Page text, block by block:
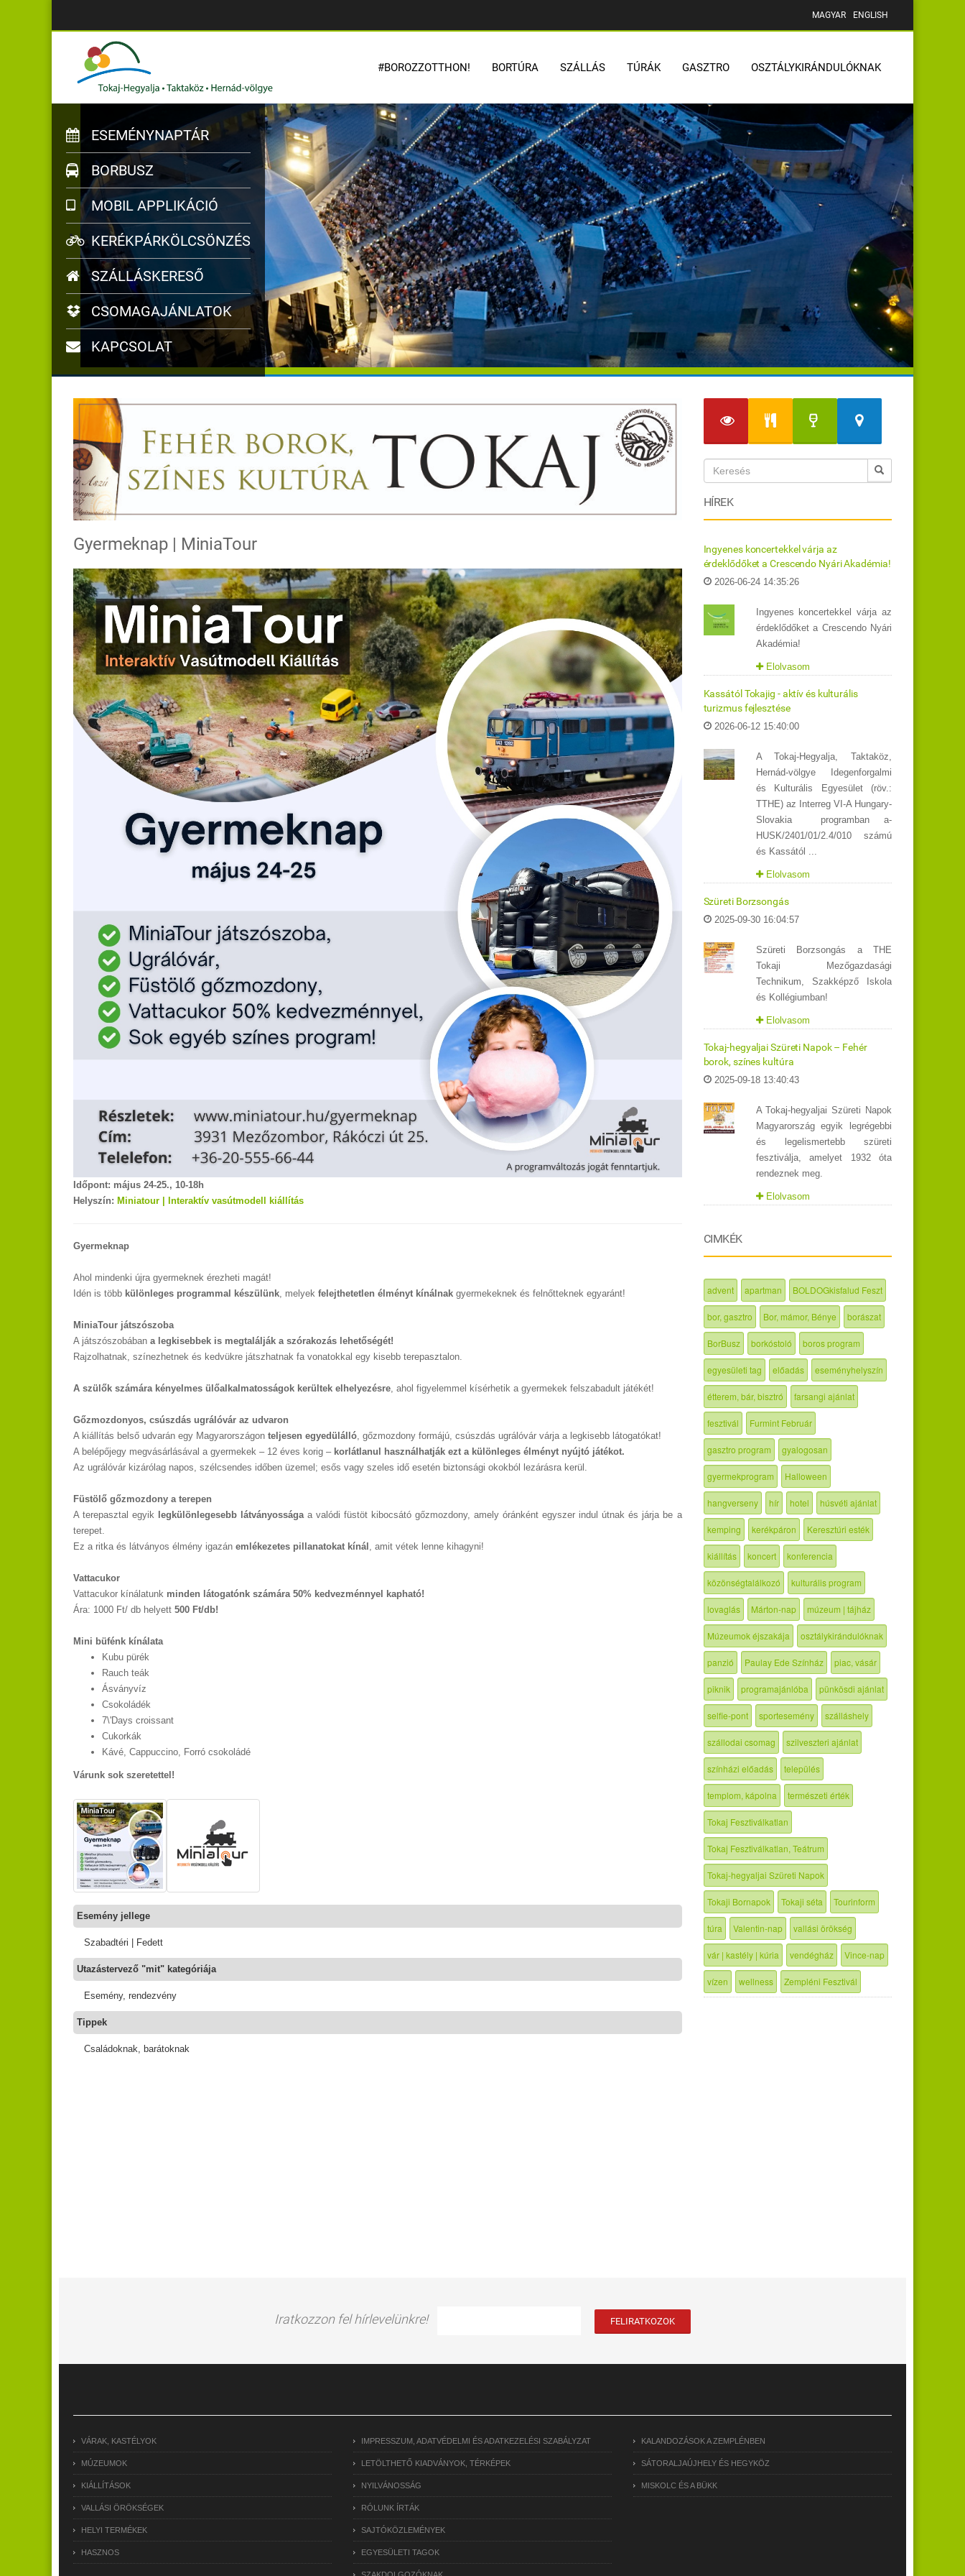
MAGYAR ENGLISH
#BOROZZOTTHON! BORTÚRA SZÁLLÁS TÚRÁK GASZTRO OSZTÁLYKIRÁNDULÓKNAK
ESEMÉNYNAPTÁR
BORBUSZ
MOBIL APPLIKÁCIÓ
KERÉKPÁRKÖLCSÖNZÉS
SZÁLLÁSKERESŐ
CSOMAGAJÁNLATOK
KAPCSOLAT
Gyermeknap | MiniaTour
Időpont: május 24-25., 10-18h
Helyszín: Miniatour | Interaktív vasútmodell kiállítás
Gyermeknap
Ahol mindenki újra gyermeknek érezheti magát!
Idén is több különleges programmal készülünk, melyek felejthetetlen élményt kínálnak gyermekeknek és felnőtteknek egyaránt!
MiniaTour játszószoba
A játszószobában a legkisebbek is megtalálják a szórakozás lehetőségét!
Rajzolhatnak, színezhetnek és kedvükre játszhatnak fa vonatokkal egy kisebb terepasztalon.
A szülők számára kényelmes ülőalkalmatosságok kerültek elhelyezésre, ahol figyelemmel kísérhetik a gyermekek felszabadult játékét!
Gőzmozdonyos, csúszdás ugrálóvár az udvaron
A kiállítás belső udvarán egy Magyarországon teljesen egyedülálló, gőzmozdony formájú, csúszdás ugrálóvár várja a legkisebb látogatókat!
A belépőjegy megvásárlásával a gyermekek – 12 éves korig – korlátlanul használhatják ezt a különleges élményt nyújtó játékot.
Az ugrálóvár kizárólag napos, szélcsendes időben üzemel; esős vagy szeles idő esetén biztonsági okokból lezárásra kerül.
Füstölő gőzmozdony a terepen
A terepasztal egyik legkülönlegesebb látványosságaa valódi füstöt kibocsátó gőzmozdony, amely óránként egyszer indul útnak és járja be a
terepet.
Ez a ritka és látványos élmény igazán emlékezetes pillanatokat kínál , amit vétek lenne kihagyni!
Vattacukor
Vattacukor kínálatunk minden látogatónk számára 50% kedvezménnyel kapható!
Ára: 1000 Ft/ db helyett 500 Ft/db!
Mini büfénk kínálata
Kubu pürék
Rauch teák
Ásványvíz
Csokoládék
7\'Days croissant
Cukorkák
Kávé, Cappuccino, Forró csokoládé
Várunk sok szeretettel!
Esemény jellege
Szabadtéri | Fedett
Utazástervező "mit" kategóriája
Esemény, rendezvény
Tippek
Családoknak, barátoknak
HÍREK
Ingyenes koncertekkel várja az
érdeklődőket a Crescendo Nyári Akadémia!
2026-06-24 14:35:26
Ingyenes koncertekkel várja az
érdeklődőket a Crescendo Nyári
Akadémia!
Elolvasom
Kassától Tokajig - aktív és kulturális
turizmus fejlesztése
2026-06-12 15:40:00
A Tokaj-Hegyalja, Taktaköz,
Hernád-völgye Idegenforgalmi
és Kulturális Egyesület (röv.:
TTHE) az Interreg VI-A Hungary-
Slovakia programban a-
HUSK/2401/01/2.4/010 számú
és Kassától ...
Elolvasom
Szüreti Borzsongás
2025-09-30 16:04:57
Szüreti Borzsongás a THE
Tokaji Mezőgazdasági
Technikum, Szakképző Iskola
és Kollégiumban!
Elolvasom
Tokaj-hegyaljai Szüreti Napok – Fehér
borok, színes kultúra
2025-09-18 13:40:43
A Tokaj-hegyaljai Szüreti Napok
Magyarország egyik legrégebbi
és legelismertebb szüreti
fesztiválja, amelyet 1932 óta
rendeznek meg.
Elolvasom
CIMKÉK
advent apartman BOLDOGkisfalud Feszt
bor, gasztro Bor, mámor, Bénye borászat
BorBusz borkóstoló boros program
egyesületi tag előadás eseményhelyszín
étterem, bár, bisztró farsangi ajánlat
fesztivál Furmint Február
gasztro program gyalogosan
gyermekprogram Halloween
hangverseny hír hotel húsvéti ajánlat
kemping kerékpáron Keresztúri esték
kiállítás koncert konferencia
közönségtalálkozó kulturális program
lovaglás Márton-nap múzeum | tájház
Múzeumok éjszakája osztálykirándulóknak
panzió Paulay Ede Színház piac, vásár
piknik programajánlóba pünkösdi ajánlat
selfie-pont sportesemény szálláshely
szállodai csomag szilveszteri ajánlat
színházi előadás település
templom, kápolna természeti érték
Tokaj Fesztiválkatlan
Tokaj Fesztiválkatlan, Teátrum
Tokaj-hegyaljai Szüreti Napok
Tokaji Bornapok Tokaji séta Tourinform
túra Valentin-nap vallási örökség
vár | kastély | kúria vendégház Vince-nap
vízen wellness Zempléni Fesztivál
Iratkozzon fel hírlevelünkre!
VÁRAK, KASTÉLYOK
MÚZEUMOK
KIÁLLÍTÁSOK
VALLÁSI ÖRÖKSÉGEK
HELYI TERMÉKEK
HASZNOS
IMPRESSZUM, ADATVÉDELMI ÉS ADATKEZELÉSI SZABÁLYZAT
LETÖLTHETŐ KIADVÁNYOK, TÉRKÉPEK
NYILVÁNOSSÁG
RÓLUNK ÍRTÁK
SAJTÓKÖZLEMÉNYEK
EGYESÜLETI TAGOK
KALANDOZÁSOK A ZEMPLÉNBEN
SÁTORALJAÚJHELY ÉS HEGYKÖZ
MISKOLC ÉS A BÜKK